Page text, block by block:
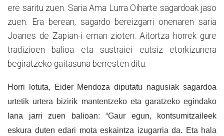
ere saritu zuen. Saria Ama Lurra Oiharte sagardoak jaso
zuen. Era berean, sagardo bereizgarri onenaren saria
Joanes de Zapian-i eman zioten. Aitortza horrek gure
tradizioen balioa eta sustraiei eutsiz etorkizunera
begiratzeko gaitasuna berresten ditu.
Horri lotuta, Eider Mendoza diputatu nagusiak sagardoa
urtetik urtera bizirik mantentzeko eta garatzeko egindako
lana jarri zuen balioan: “Gaur egun, kontsumitzaileek
eskura duten edari mota eskaintza izugarria da. Eta hala